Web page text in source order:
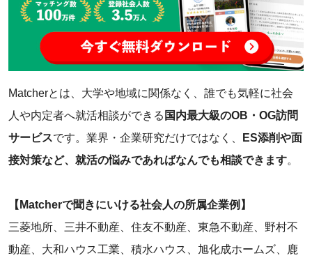
Matcherとは、大学や地域に関係なく、誰でも気軽に社会
人や内定者へ就活相談ができる 国内最大級のOB・OG訪問
サービスです。業界・企業研究だけではなく、
ES添削や面
接対策など、就活の悩みであればなんでも相談できます。
【Matcherで聞きにいける社会人の所属企業例】
三菱地所、三井不動産、住友不動産、東急不動産、野村不
動産、大和ハウス工業、積水ハウス、旭化成ホームズ、鹿